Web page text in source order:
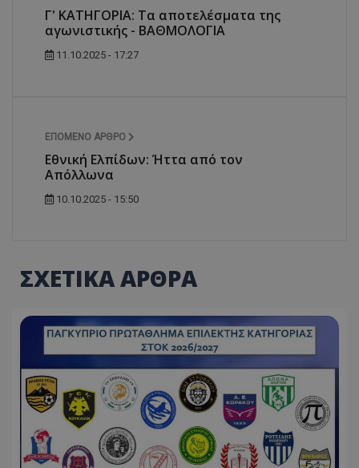
Γ' ΚΑΤΗΓΟΡΙΑ: Τα αποτελέσματα της
αγωνιστικής - ΒΑΘΜΟΛΟΓΙΑ
11.10.2025 - 17:27
ΕΠΌΜΕΝΟ ΆΡΘΡΟ
Εθνική Ελπίδων: Ήττα από τον
Απόλλωνα
10.10.2025 - 15:50
ΣΧΕΤΙΚΑ ΑΡΘΡΑ